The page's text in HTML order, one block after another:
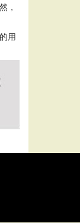
，
用